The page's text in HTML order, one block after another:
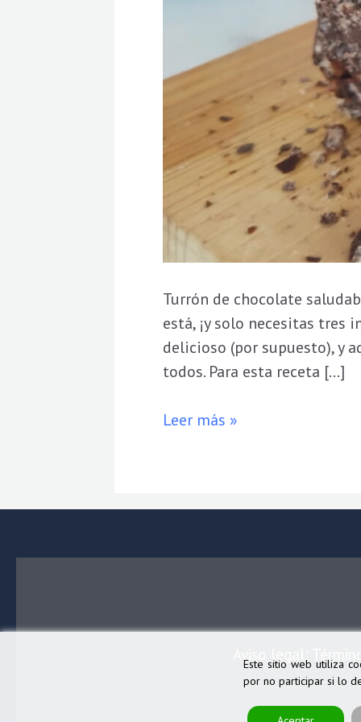
Turrón de chocolate
está, ¡y solo necesitas tres
delicioso (por supuesto), y
todos. Para esta receta […]
Leer más »
Este sitio web utiliza
por no participar si lo